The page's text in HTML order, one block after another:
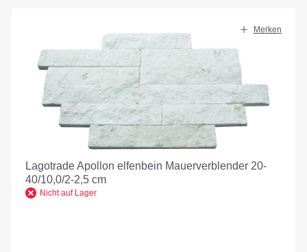
Merken
Lagotrade Apollon elfenbein Mauerverblender 20-
40/10,0/2-2,5 cm
Nicht auf Lager